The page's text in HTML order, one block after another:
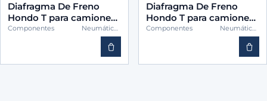
Diafragma De Freno
Hondo T para camiones
-BINS TWH24
Componentes Neumáticos
Diafragma De Freno
Hondo T para camiones
-BINS TWH30
Componentes Neumáticos